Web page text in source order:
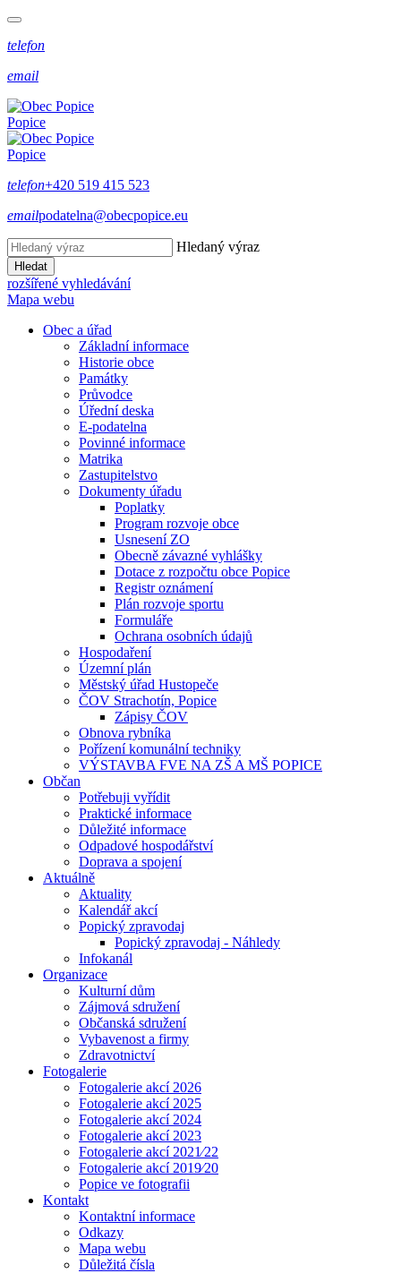
telefon
email
Popice
Popice
telefon+420 519 415 523
emailpodatelna@obecpopice.eu
Hledaný výraz
Hledat
rozšířené vyhledávání
Mapa webu
Obec a úřad
Základní informace
Historie obce
Památky
Průvodce
Úřední deska
E-podatelna
Povinné informace
Matrika
Zastupitelstvo
Dokumenty úřadu
Poplatky
Program rozvoje obce
Usnesení ZO
Obecně závazné vyhlášky
Dotace z rozpočtu obce Popice
Registr oznámení
Plán rozvoje sportu
Formuláře
Ochrana osobních údajů
Hospodaření
Územní plán
Městský úřad Hustopeče
ČOV Strachotín, Popice
Zápisy ČOV
Obnova rybníka
Pořízení komunální techniky
VÝSTAVBA FVE NA ZŠ A MŠ POPICE
Občan
Potřebuji vyřídit
Praktické informace
Důležité informace
Odpadové hospodářství
Doprava a spojení
Aktuálně
Aktuality
Kalendář akcí
Popický zpravodaj
Popický zpravodaj - Náhledy
Infokanál
Organizace
Kulturní dům
Zájmová sdružení
Občanská sdružení
Vybavenost a firmy
Zdravotnictví
Fotogalerie
Fotogalerie akcí 2026
Fotogalerie akcí 2025
Fotogalerie akcí 2024
Fotogalerie akcí 2023
Fotogalerie akcí 2021⁄22
Fotogalerie akcí 2019⁄20
Popice ve fotografii
Kontakt
Kontaktní informace
Odkazy
Mapa webu
Důležitá čísla